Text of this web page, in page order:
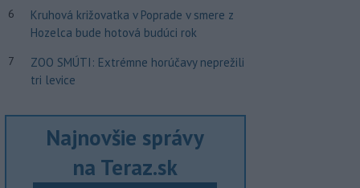
6
Kruhová križovatka v Poprade v smere z
Hozelca bude hotová budúci rok
7
ZOO SMÚTI: Extrémne horúčavy neprežili
tri levice
Najnovšie správy
na Teraz.sk